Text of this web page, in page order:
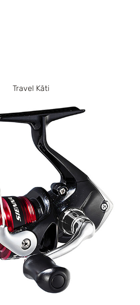
Travel Kāti